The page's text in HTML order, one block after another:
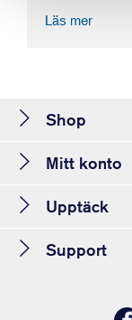
Läs mer
Shop
Mitt konto
Upptäck
Support